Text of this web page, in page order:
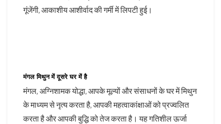
गूंजेंगी, आकाशीय आशीर्वाद की गर्मी में लिपटी हुई।
मंगल मिथुन में दूसरे घर में है
मंगल, अग्निशामक योद्धा, आपके मूल्यों और संसाधनों के घर में मिथुन
के माध्यम से नृत्य करता है, आपकी महत्वाकांक्षाओं को प्रज्वलित
करता है और आपकी बुद्धि को तेज करता है। यह गतिशील ऊर्जा